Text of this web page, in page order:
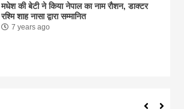
मधेश की बेटी ने किया नेपाल का नाम राैशन, डाक्टर
रश्मि शाह नासा द्वारा सम्मानित
7 years ago